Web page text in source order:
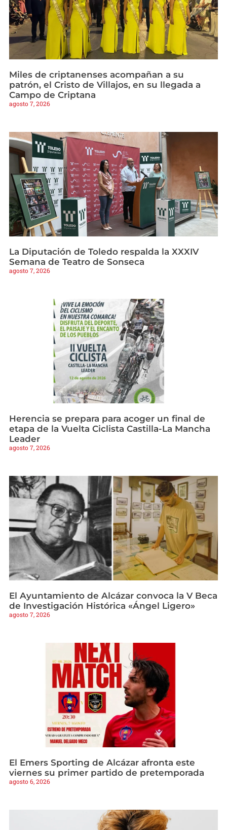
Miles de criptanenses acompañan a su
patrón, el Cristo de Villajos, en su llegada a
Campo de Criptana
agosto 7, 2026
La Diputación de Toledo respalda la XXXIV
Semana de Teatro de Sonseca
agosto 7, 2026
Herencia se prepara para acoger un final de
etapa de la Vuelta Ciclista Castilla-La Mancha
Leader
agosto 7, 2026
El Ayuntamiento de Alcázar convoca la V Beca
de Investigación Histórica «Ángel Ligero»
agosto 7, 2026
El Emers Sporting de Alcázar afronta este
viernes su primer partido de pretemporada
agosto 6, 2026